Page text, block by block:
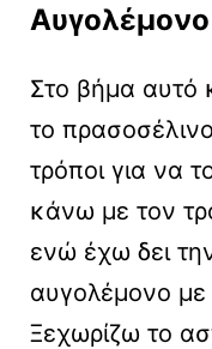
Στο βήμα αυτό
το
τρόποι για να
κάνω με τον
ενώ έχω δει
αυγολέμονο
Ξεχωρίζω το